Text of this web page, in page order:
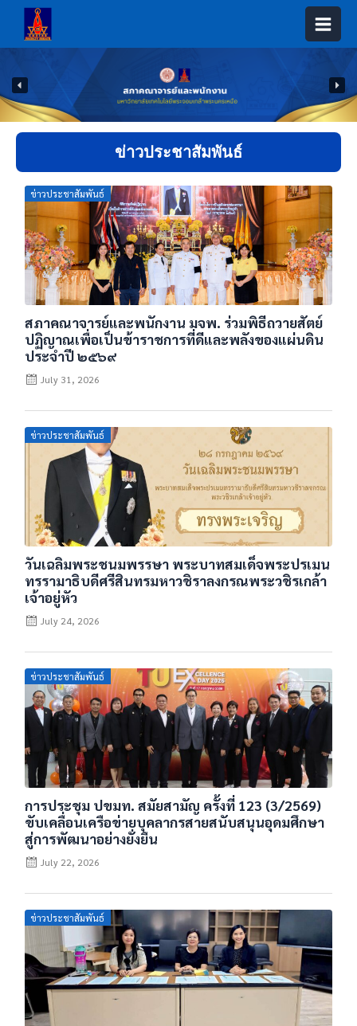
content
ข่าวประชาสัมพันธ์
ข่าวประชาสัมพันธ์
สภาคณาจารย์และพนักงาน มจพ. ร่วมพิธีถวายสัตย์
ปฏิญาณเพื่อเป็นข้าราชการที่ดีและพลังของแผ่นดิน
ประจำปี ๒๕๖๙
Posted
July 31, 2026
ข่าวประชาสัมพันธ์
วันเฉลิมพระชนมพรรษา พระบาทสมเด็จพระปรเมน
ทรรามาธิบดีศรีสินทรมหาวชิราลงกรณพระวชิรเกล้า
เจ้าอยู่หัว
Posted
July 24, 2026
ข่าวประชาสัมพันธ์
การประชุม ปขมท. สมัยสามัญ ครั้งที่ 123 (3/2569)
ขับเคลื่อนเครือข่ายบุคลากรสายสนับสนุนอุดมศึกษา
สู่การพัฒนาอย่างยั่งยืน
Posted
on
July 22, 2026
ข่าวประชาสัมพันธ์
Posted